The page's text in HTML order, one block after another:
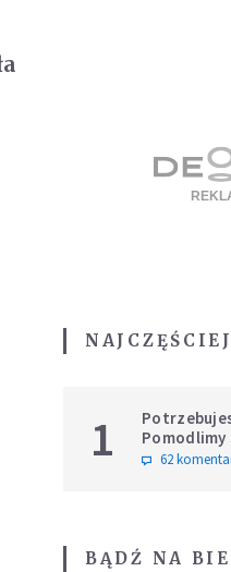
1
Pomodlimy
intencji
62
BĄDŹ NA